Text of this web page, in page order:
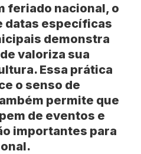
feriado nacional, o
datas específicas
demonstra
valoriza sua
. Essa prática
o senso de
permite que
de eventos e
importantes para